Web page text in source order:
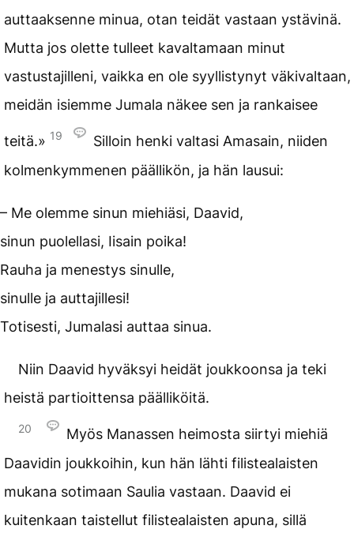
auttaaksenne minua, otan teidät vastaan ystävinä.
Mutta jos olette tulleet kavaltamaan minut
vastustajilleni, vaikka en ole syyllistynyt väkivaltaan,
meidän isiemme Jumala näkee sen ja rankaisee
teitä.» 19
Silloin henki valtasi Amasain, niiden
kolmenkymmenen päällikön, ja hän lausui:
– Me olemme sinun miehiäsi, Daavid,
sinun puolellasi, Iisain poika!
Rauha ja menestys sinulle,
sinulle ja auttajillesi!
Totisesti, Jumalasi auttaa sinua.
Niin Daavid hyväksyi heidät joukkoonsa ja teki
heistä partioittensa päälliköitä.
20
Myös Manassen heimosta siirtyi miehiä
Daavidin joukkoihin, kun hän lähti filistealaisten
mukana sotimaan Saulia vastaan. Daavid ei
kuitenkaan taistellut filistealaisten apuna, sillä